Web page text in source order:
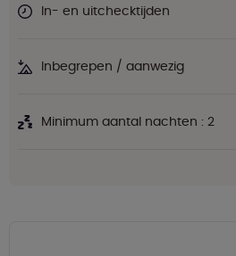
In- en uitchecktijden
Inbegrepen / aanwezig
Minimum aantal nachten : 2